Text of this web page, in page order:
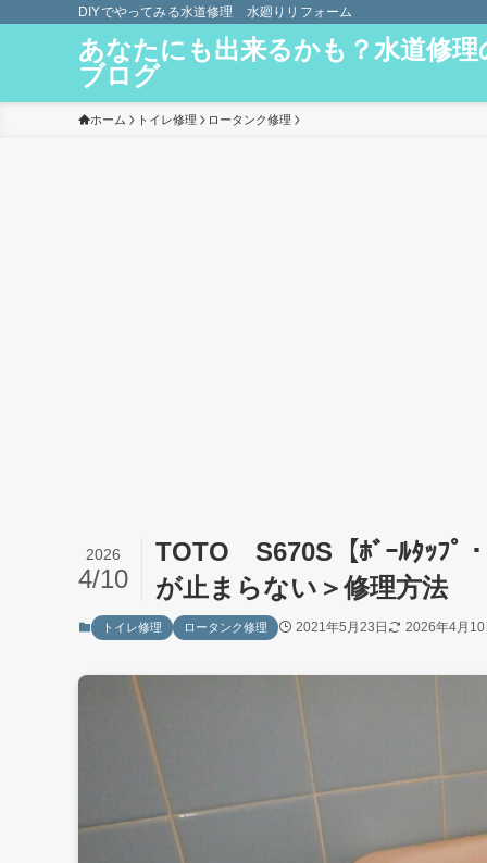
DIYでやってみる水道修理 水廻りリフォーム
あなたにも出来るかも？水道修理
ブログ
ホーム トイレ修理 ロータンク修理
TOTO S670S【ﾎﾞｰﾙﾀｯﾌﾟ
が止まらない＞修理方法
2026
4/10
トイレ修理 ロータンク修理 2021年5月23日 2026年4月10